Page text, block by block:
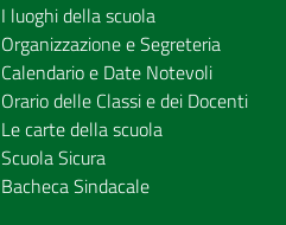
I luoghi della scuola
Organizzazione e Segreteria
Calendario e Date Notevoli
Orario delle Classi e dei Docenti
Le carte della scuola
Scuola Sicura
Bacheca Sindacale